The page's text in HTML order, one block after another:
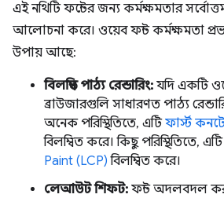
এই নথিটি ফন্টের জন্য কর্মক্ষমতার
আলোচনা করে। ওয়েব ফন্ট কর্মক্ষমতা
উপায় আছে:
বিলম্বিত পাঠ্য রেন্ডারিং: যদি একটি
ব্রাউজারগুলি সাধারণত পাঠ্য
অনেক পরিস্থিতিতে, এটিফার্স্ট
বিলম্বিত করে। কিছু পরিস্থিতিতে, এটি
Paint (LCP) বিলম্বিত করে।
লেআউট শিফট: ফন্ট অদলবদল